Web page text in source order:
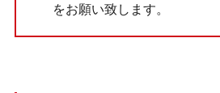
をお願い致します。